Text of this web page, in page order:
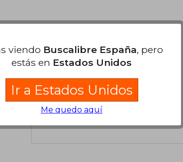
viendo Buscalibre España, pero
estás en Estados Unidos
Ir a Estados Unidos
Me quedo aquí